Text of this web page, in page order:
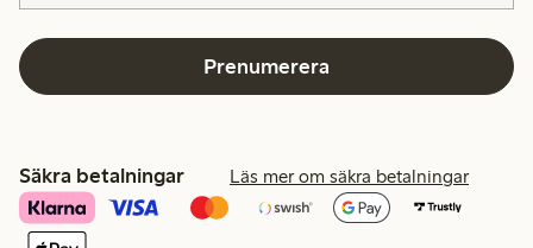
Prenumerera
Säkra betalningar Läs mer om säkra betalningar